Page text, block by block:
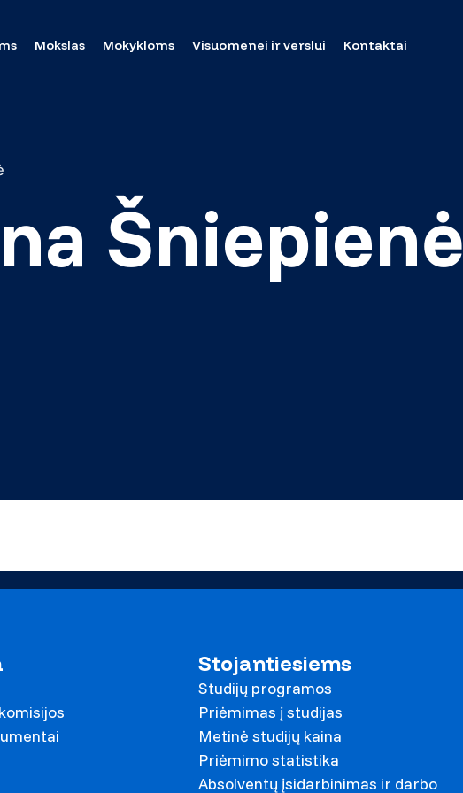
Mokslas Mokykloms Visuomenei ir verslui Kontaktai
Šniepienė
Stojantiesiems
Studijų programos
Priėmimas į studijas
Metinė studijų kaina
Priėmimo statistika
Absolventų įsidarbinimas ir darbo